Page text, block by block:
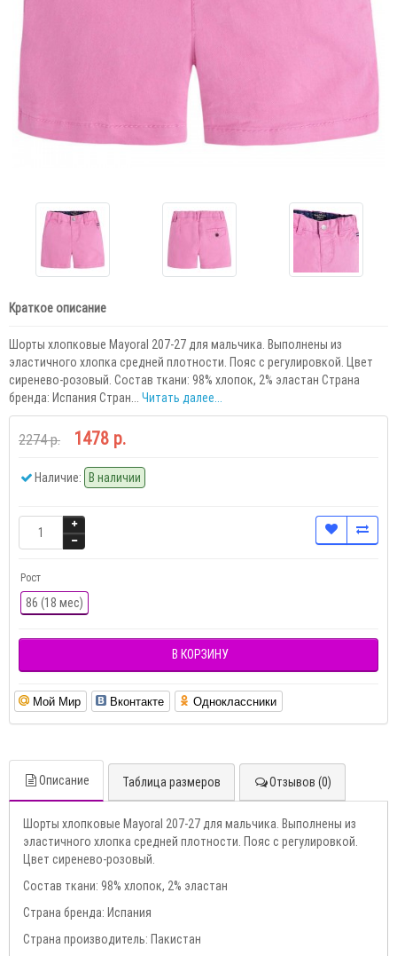
Краткое описание
Шорты хлопковые Mayoral 207-27 для мальчика. Выполнены из
эластичного хлопка средней плотности. Пояс с регулировкой. Цвет
сиренево-розовый. Состав ткани: 98% хлопок, 2% эластан Страна
бренда: Испания Стран... Читать далее...
2274 р. 1478 р.
Наличие: В наличии
Рост
86 (18 мес)
В КОРЗИНУ
Мой Мир Вконтакте Одноклассники
Описание Таблица размеров Отзывов (0)
Шорты хлопковые Mayoral 207-27 для мальчика. Выполнены из
эластичного хлопка средней плотности. Пояс с регулировкой.
Цвет сиренево-розовый.
Состав ткани: 98% хлопок, 2% эластан
Страна бренда: Испания
Страна производитель: Пакистан